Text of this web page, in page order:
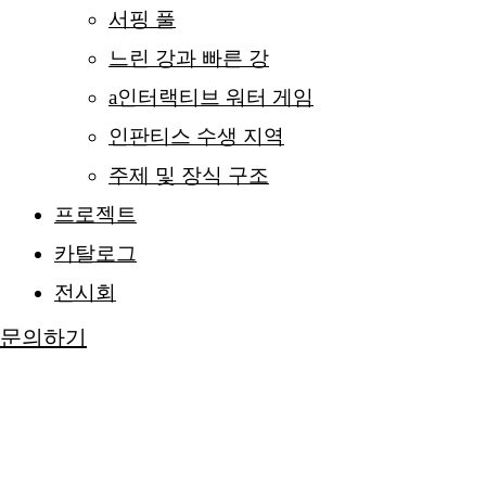
서핑 풀
느린 강과 빠른 강
a인터랙티브 워터 게임
인판티스 수생 지역
주제 및 장식 구조
프로젝트
카탈로그
전시회
문의하기